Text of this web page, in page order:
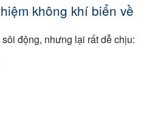
không khí biển về
động, nhưng lại rất dễ chịu: